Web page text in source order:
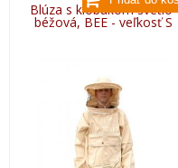
Blúza s klobúkom svetlo-
béžová, BEE - veľkosť S